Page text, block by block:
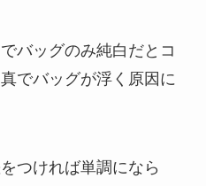
バッグのみ純白だとコ
でバッグが浮く原因に
つければ単調になら